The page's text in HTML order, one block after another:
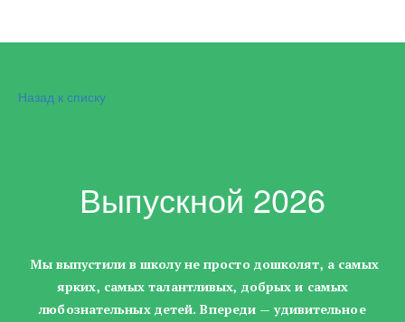
Назад к списку
Выпускной 2026
Мы выпустили в школу не просто дошколят, а самых
ярких, самых талантливых, добрых и самых
любознательных детей. Впереди — удивительное